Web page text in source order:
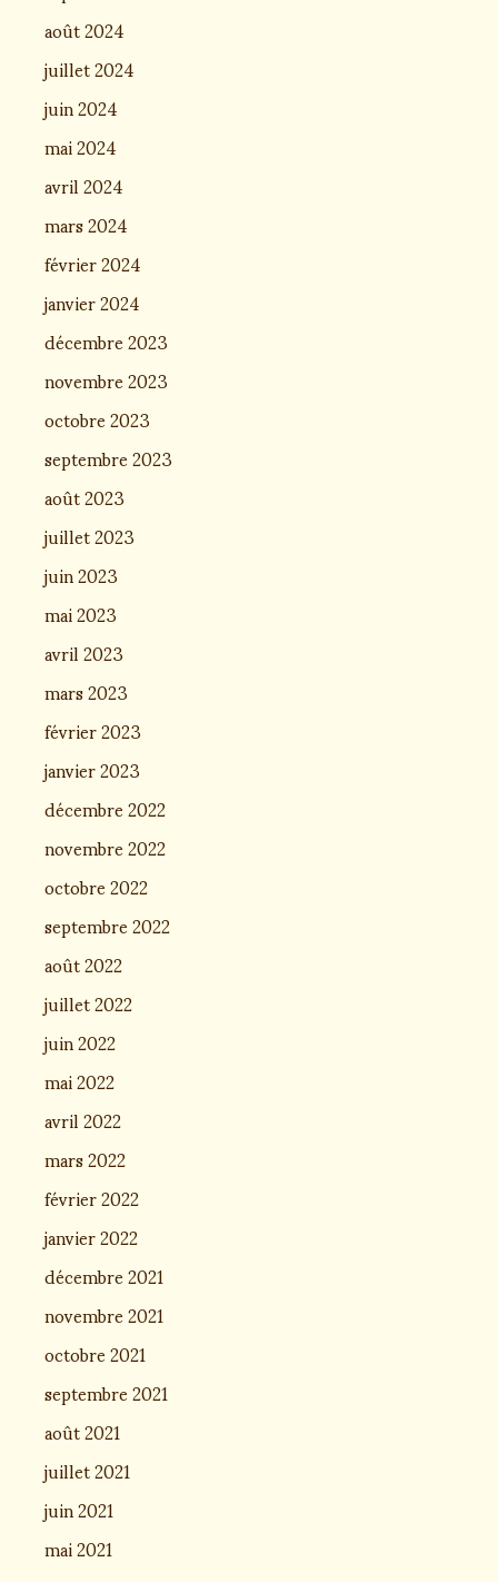
août 2024
juillet 2024
juin 2024
mai 2024
avril 2024
mars 2024
février 2024
janvier 2024
décembre 2023
novembre 2023
octobre 2023
septembre 2023
août 2023
juillet 2023
juin 2023
mai 2023
avril 2023
mars 2023
février 2023
janvier 2023
décembre 2022
novembre 2022
octobre 2022
septembre 2022
août 2022
juillet 2022
juin 2022
mai 2022
avril 2022
mars 2022
février 2022
janvier 2022
décembre 2021
novembre 2021
octobre 2021
septembre 2021
août 2021
juillet 2021
juin 2021
mai 2021